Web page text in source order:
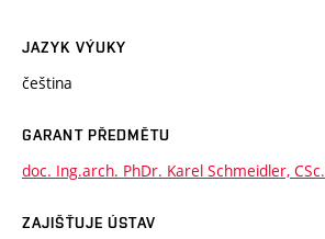
JAZYK VÝUKY
čeština
GARANT PŘEDMĚTU
doc. Ing.arch. PhDr. Karel Schmeidler, CSc.
ZAJIŠŤUJE ÚSTAV